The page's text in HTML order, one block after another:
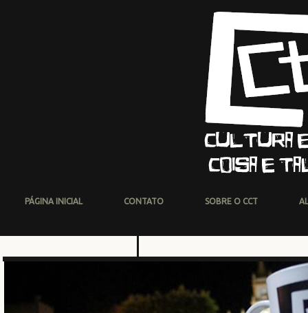
PÁGINA INICIAL CONTATO SOBRE O CCT